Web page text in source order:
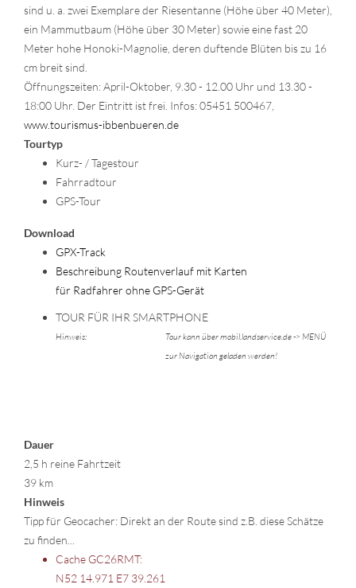
sind u. a. zwei Exemplare der Riesentanne (Höhe über 40 Meter),
ein Mammutbaum (Höhe über 30 Meter) sowie eine fast 20
Meter hohe Honoki-Magnolie, deren duftende Blüten bis zu 16
cm breit sind.
Öffnungszeiten: April-Oktober, 9.30 - 12.00 Uhr und 13.30 -
18:00 Uhr. Der Eintritt ist frei. Infos: 05451 500467,
www.tourismus-ibbenbueren.de
Tourtyp
Kurz- / Tagestour
Fahrradtour
GPS-Tour
Download
GPX-Track
Beschreibung Routenverlauf mit Karten
für Radfahrer ohne GPS-Gerät
TOUR FÜR IHR SMARTPHONE
Tour kann über mobil.landservice.de -> MENÜ
zur Navigation geladen werden!
Hinweis:
Dauer
2,5 h reine Fahrtzeit
39 km
Hinweis
Tipp für Geocacher: Direkt an der Route sind z.B. diese Schätze
zu finden...
Cache GC26RMT:
N52 14.971 E7 39.261